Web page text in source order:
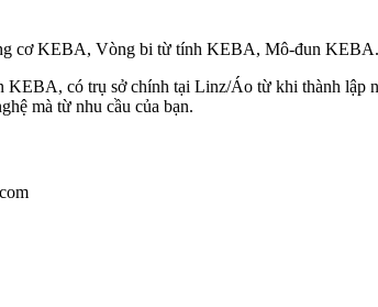
cơ KEBA, Vòng bi từ tính KEBA, Mô-đun KEBA.
có trụ sở chính tại Linz/Áo từ khi thành lập
mà từ nhu cầu của bạn.